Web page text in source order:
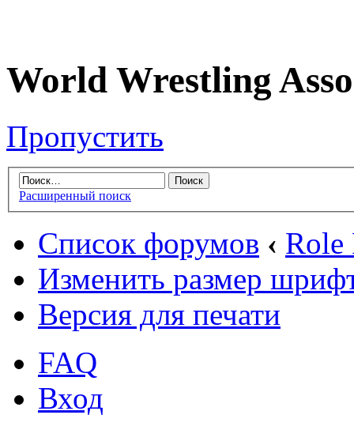
World Wrestling
Пропустить
Расширенный поиск
Список форумов ‹ Role
Изменить размер
Версия для печати
FAQ
Вход